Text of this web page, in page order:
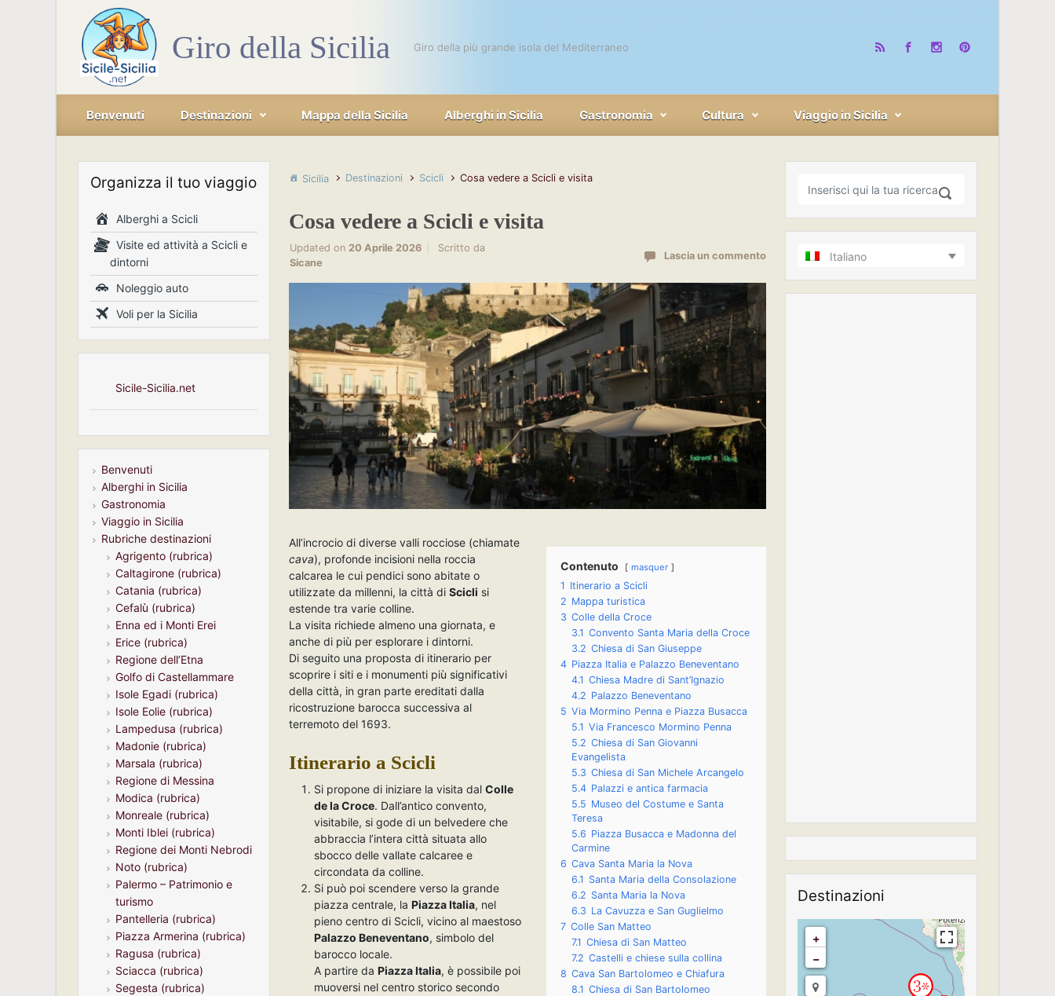
Skip to main content
Giro della Sicilia Giro della più grande isola del Mediterraneo
Benvenuti Destinazioni Mappa della Sicilia Alberghi in Sicilia Gastronomia Cultura Viaggio in Sicilia
Sicilia Destinazioni Scicli Cosa vedere a Scicli e visita
Cosa vedere a Scicli e visita
Updated on20 Aprile 2026
Scritto da
Sicane
Lascia un commento
Contenuto masquer
1 Itinerario a Scicli
2 Mappa turistica
3 Colle della Croce
3.1 Convento Santa Maria della Croce
3.2 Chiesa di San Giuseppe
4 Piazza Italia e Palazzo Beneventano
4.1 Chiesa Madre di Sant’Ignazio
4.2 Palazzo Beneventano
5 Via Mormino Penna e Piazza Busacca
5.1 Via Francesco Mormino Penna
5.2 Chiesa di San Giovanni
Evangelista
5.3 Chiesa di San Michele Arcangelo
5.4 Palazzi e antica farmacia
5.5 Museo del Costume e Santa
Teresa
5.6 Piazza Busacca e Madonna del
Carmine
6 Cava Santa Maria la Nova
6.1 Santa Maria della Consolazione
6.2 Santa Maria la Nova
6.3 La Cavuzza e San Guglielmo
7 Colle San Matteo
7.1 Chiesa di San Matteo
7.2 Castelli e chiese sulla collina
8 Cava San Bartolomeo e Chiafura
8.1 Chiesa di San Bartolomeo
All’incrocio di diverse valli rocciose (chiamate
cava), profonde incisioni nella roccia
calcarea le cui pendici sono abitate o
utilizzate da millenni, la città diScicli si
estende tra varie colline.
La visita richiede almeno una giornata, e
anche di più per esplorare i dintorni.
Di seguito una proposta di itinerario per
scoprire i siti e i monumenti più significativi
della città, in gran parte ereditati dalla
ricostruzione barocca successiva al
terremoto del 1693.
Itinerario a Scicli
Si propone di iniziare la visita dalColle
de la Croce. Dall’antico convento,
visitabile, si gode di un belvedere che
abbraccia l’intera città situata allo
sbocco delle vallate calcaree e
circondata da colline.
Si può poi scendere verso la grande
piazza centrale, laPiazza Italia, nel
pieno centro di Scicli, vicino al maestoso
Palazzo Beneventano, simbolo del
barocco locale.
A partire daPiazza Italia, è possibile poi
muoversi nel centro storico secondo
Organizza il tuo viaggio
Alberghi a Scicli
Visite ed attività a Scicli e
dintorni
Noleggio auto
Voli per la Sicilia
Sicile-Sicilia.net
Benvenuti
Alberghi in Sicilia
Gastronomia
Viaggio in Sicilia
Rubriche destinazioni
Agrigento (rubrica)
Caltagirone (rubrica)
Catania (rubrica)
Cefalù (rubrica)
Enna ed i Monti Erei
Erice (rubrica)
Regione dell’Etna
Golfo di Castellammare
Isole Egadi (rubrica)
Isole Eolie (rubrica)
Lampedusa (rubrica)
Madonie (rubrica)
Marsala (rubrica)
Regione di Messina
Modica (rubrica)
Monreale (rubrica)
Monti Iblei (rubrica)
Regione dei Monti Nebrodi
Noto (rubrica)
Palermo – Patrimonio e
turismo
Pantelleria (rubrica)
Piazza Armerina (rubrica)
Ragusa (rubrica)
Sciacca (rubrica)
Segesta (rubrica)
Italiano
Destinazioni
+
−